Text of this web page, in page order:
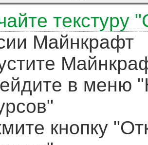
текстуру
Майнкрафт
в меню
кнопку